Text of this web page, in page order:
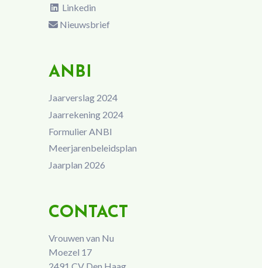
Linkedin
Nieuwsbrief
ANBI
Jaarverslag 2024
Jaarrekening 2024
Formulier ANBI
Meerjarenbeleidsplan
Jaarplan 2026
CONTACT
Vrouwen van Nu
Moezel 17